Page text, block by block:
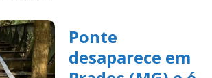
Ponte
desaparece em